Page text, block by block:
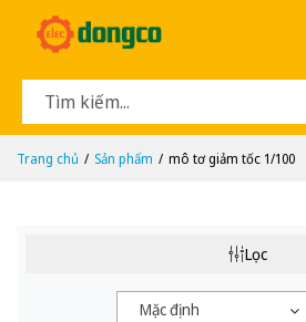
Trang chủ Sản phẩm mô tơ giảm tốc 1/100
Lọc
Mặc định